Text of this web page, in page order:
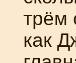
трём
как